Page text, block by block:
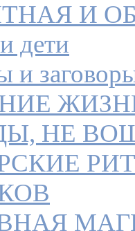
И
дети
и
НЕ